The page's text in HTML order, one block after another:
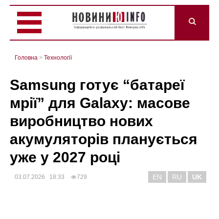
Головна > Технології
Samsung готує “батареї
мрії” для Galaxy: масове
виробництво нових
акумуляторів планується
уже у 2027 році
03.07.2026 18:33 729 EN RU UK